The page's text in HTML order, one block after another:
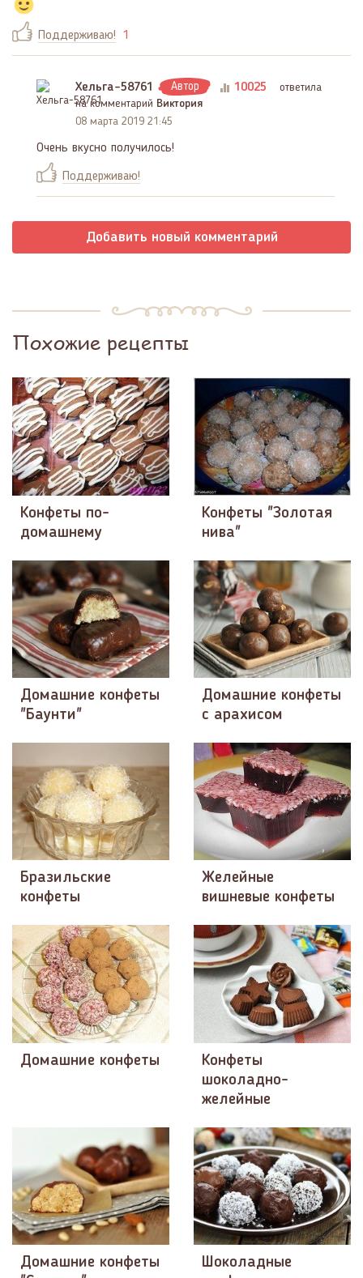
Поддерживаю! 1
Хельга-58761 Автор 10025
ответила
на комментарий Виктория
08 марта 2019 21:45
Очень вкусно получилось!
Поддерживаю!
Добавить новый комментарий
Похожие рецепты
Конфеты по-
домашнему
Конфеты "Золотая
нива"
Домашние конфеты
"Баунти"
Домашние конфеты
с арахисом
Бразильские
конфеты
Желейные
вишневые конфеты
Домашние конфеты
Конфеты
шоколадно-
желейные
Домашние конфеты
Шоколадные